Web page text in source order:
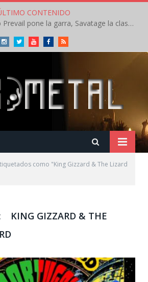
CONTENIDO
Crónica: Slaugther to Prevail pone la garra, Savatage la clase en la apertura del Leyendas del Rock – Miércoles – Agosto 2026
InstagramTwitterYoutubeFacebookRSS
como "King Gizzard & The Lizard
KING GIZZARD & THE